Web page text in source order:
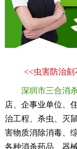
<<虫害防治
深圳市三合消
店、企事业单位、
治工程、杀虫、灭
害物质消除消毒、
各种消杀药品、器